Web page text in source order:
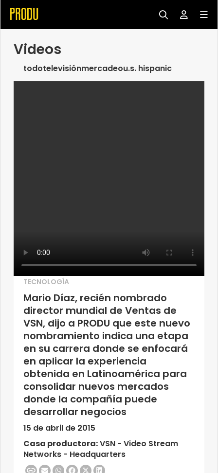
Videos
todotelevisiónmercadeou.s. hispanic
TECNOLOGÍA
Mario Díaz, recién nombrado
director mundial de Ventas de
VSN, dijo a PRODU que este nuevo
nombramiento indica una etapa
en su carrera donde se enfocará
en aplicar la experiencia
obtenida en Latinoamérica para
consolidar nuevos mercados
donde la compañía puede
desarrollar negocios
15 de abril de 2015
Casa productora:VSN - Video Stream
Networks - Headquarters